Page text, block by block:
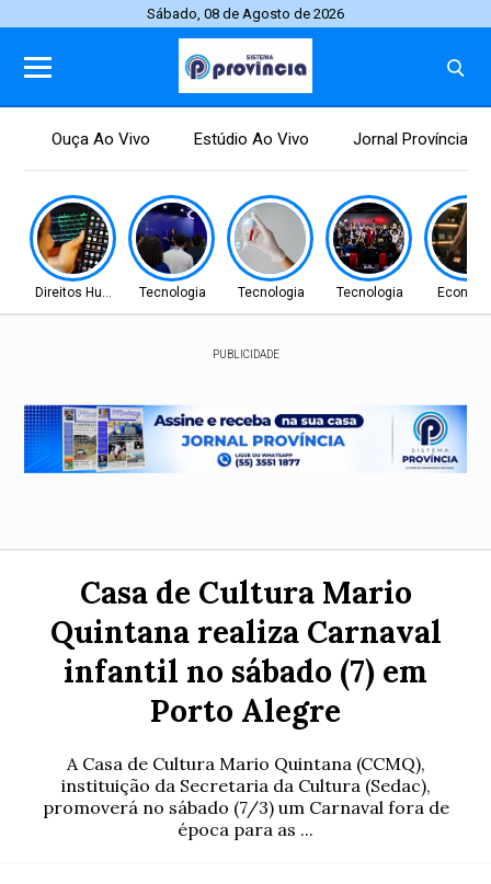
Sábado, 08 de Agosto de 2026
Ouça Ao Vivo Estúdio Ao Vivo Jornal Província
Direitos HumanosTecnologia Tecnologia Tecnologia
PUBLICIDADE
Casa de Cultura Mario
Quintana realiza Carnaval
infantil no sábado (7) em
Porto Alegre
A Casa de Cultura Mario Quintana (CCMQ),
instituição da Secretaria da Cultura (Sedac),
promoverá no sábado (7/3) um Carnaval fora de
época para as ...